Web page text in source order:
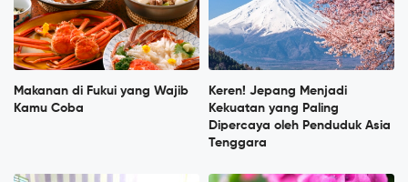
Makanan di Fukui yang Wajib
Kamu Coba
Keren! Jepang Menjadi
Kekuatan yang Paling
Dipercaya oleh Penduduk Asia
Tenggara